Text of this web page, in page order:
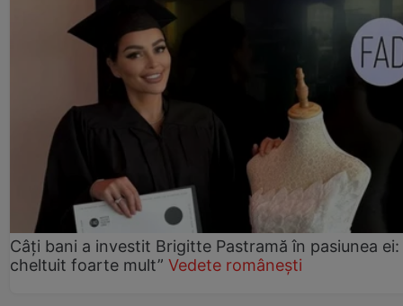
Câți bani a investit Brigitte Pastramă în pasiunea ei:
cheltuit foarte mult” Vedete românești